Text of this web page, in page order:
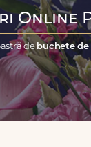
Online
de buchete